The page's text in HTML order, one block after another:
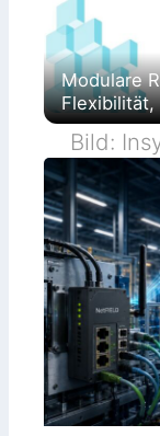
Modulare
Flexibilität,
Bild: